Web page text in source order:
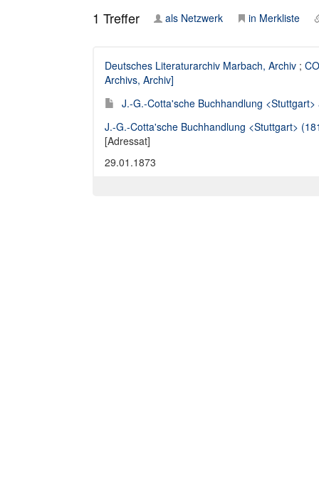
1 Treffer als Netzwerk in Merkliste
Deutsches Literaturarchiv Marbach, Archiv ;
Archivs, Archiv]
J.-G.-Cotta'sche Buchhandlung
J.-G.-Cotta'sche Buchhandlung <Stuttgart>
[Adressat]
29.01.1873